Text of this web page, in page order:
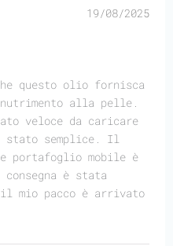
19/08/2025
questo olio fornisca
alla pelle.
veloce da caricare
stato semplice. Il
portafoglio mobile è
consegna è stata
mio pacco è arrivato